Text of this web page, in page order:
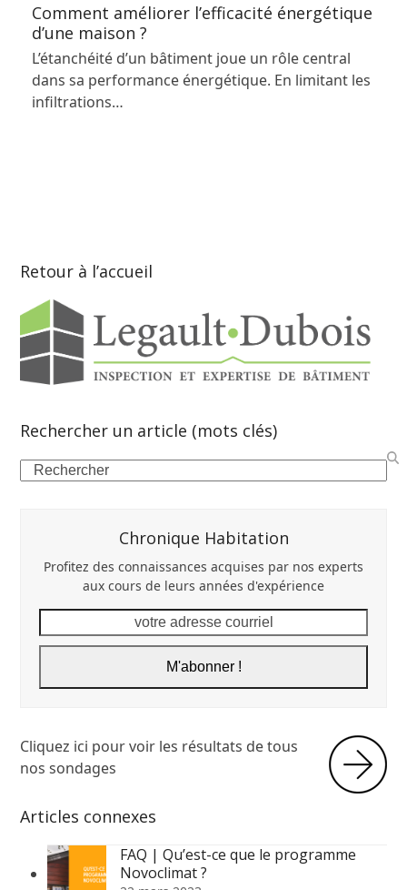
Comment améliorer l’efficacité énergétique
d’une maison ?
L’étanchéité d’un bâtiment joue un rôle central
dans sa performance énergétique. En limitant les
infiltrations…
Retour à l’accueil
Rechercher un article (mots clés)
Search
Chronique Habitation
Profitez des connaissances acquises par nos experts
aux cours de leurs années d'expérience
adresse
M'abonner !
Cliquez ici pour voir les résultats de tous
nos sondages
Articles connexes
FAQ | Qu’est-ce que le programme
Novoclimat ?